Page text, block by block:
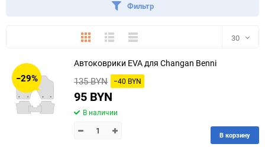
Фильтр
ПлиткаПодробноКомпактно 30
150
−29%
Автоковрики EVA для Changan Benni
135 BYN −40 BYN
95 BYN
В наличии
В корзину